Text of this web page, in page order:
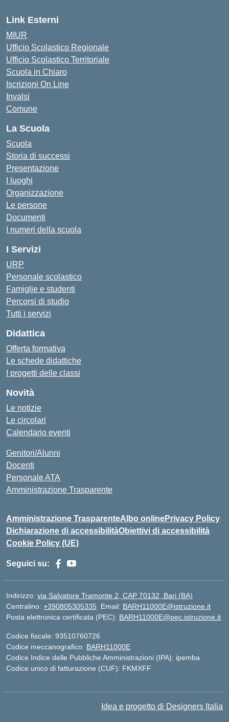
Link Esterni
MIUR
Ufficio Scolastico Regionale
Ufficio Scolastico Territoriale
Scuola in Chiaro
Iscrizioni On Line
Invalsi
Comune
La Scuola
Scuola
Storia di successi
Presentazione
I luoghi
Organizzazione
Le persone
Documenti
I numeri della scuola
I Servizi
URP
Personale scolastico
Famiglie e studenti
Percorsi di studio
Tutti i servizi
Didattica
Offerta formativa
Le schede didattiche
I progetti delle classi
Novità
Le notizie
Le circolari
Calendario eventi
Genitori/Alunni
Docenti
Personale ATA
Amministrazione Trasparente
Amministrazione TrasparenteAlbo onlinePrivacy Policy
Dichiarazione di accessibilitàObiettivi di accessibilità
Cookie Policy (UE)
Seguici su:
Indirizzo: via Salvatore Tramonte 2, CAP 70132, Bari (BA)
Centralino: +390805305335 Email: BARH11000E@istruzione.it
Posta elettronica certificata (PEC): BARH11000E@pec.istruzione.it
Codice fiscale: 93510760726
Codice meccanografico: BARH11000E
Codice Indice delle Pubbliche Amministrazioni (IPA): ipemba
Codice unico di fatturazione (CUF): FKMXFF
Idea e progetto di Designers Italia